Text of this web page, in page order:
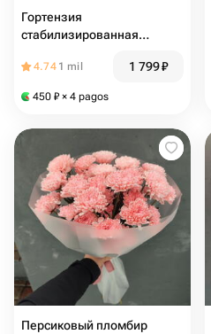
Гортензия
стабилизированная
упаковке
4.74 1 mil 1 799₽
450 ₽ × 4 pagos
Персиковый пломбир